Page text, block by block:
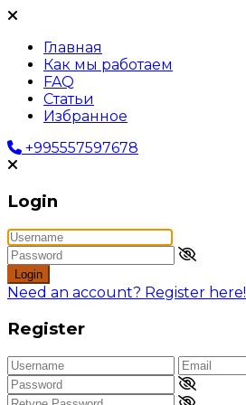
Главная
Как мы работаем
FAQ
Статьи
Избранное
+995557597678
Login
Login
Need an account? Register here!
Register